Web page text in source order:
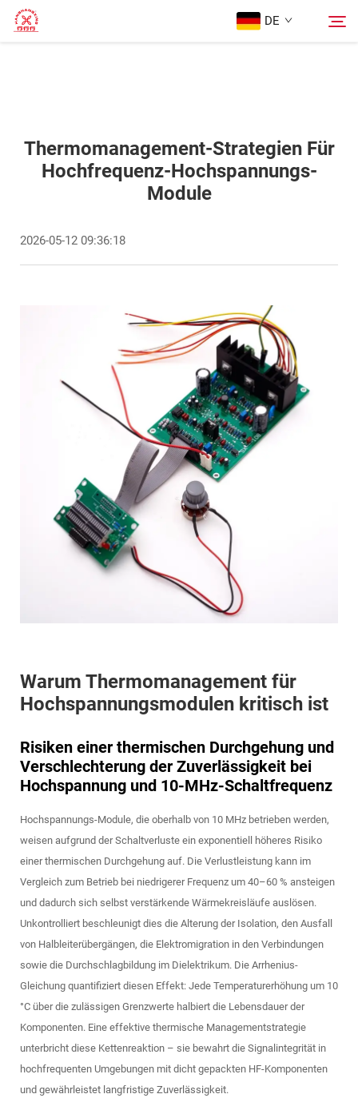
DE
Produkte
Fälle
Thermomanagement-Strategien Für
Hochfrequenz-Hochspannungs-
Module
2026-05-12 09:36:18
Warum Thermomanagement für
Hochspannungsmodulen kritisch ist
Risiken einer thermischen Durchgehung und
Verschlechterung der Zuverlässigkeit bei
Hochspannung und 10-MHz-Schaltfrequenz
Hochspannungs-Module, die oberhalb von 10 MHz betrieben werden,
weisen aufgrund der Schaltverluste ein exponentiell höheres Risiko
einer thermischen Durchgehung auf. Die Verlustleistung kann im
Vergleich zum Betrieb bei niedrigerer Frequenz um 40–60 % ansteigen
und dadurch sich selbst verstärkende Wärmekreisläufe auslösen.
Unkontrolliert beschleunigt dies die Alterung der Isolation, den Ausfall
von Halbleiterübergängen, die Elektromigration in den Verbindungen
sowie die Durchschlagbildung im Dielektrikum. Die Arrhenius-
Gleichung quantifiziert diesen Effekt: Jede Temperaturerhöhung um 10
°C über die zulässigen Grenzwerte halbiert die Lebensdauer der
Komponenten. Eine effektive thermische Managementstrategie
unterbricht diese Kettenreaktion – sie bewahrt die Signalintegrität in
hochfrequenten Umgebungen mit dicht gepackten HF-Komponenten
und gewährleistet langfristige Zuverlässigkeit.